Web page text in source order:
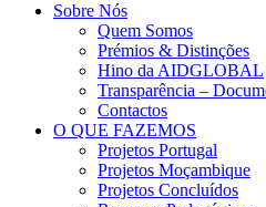
Sobre Nós
Quem Somos
Prémios & Distinções
Hino da AIDGLOBAL
Transparência –
Contactos
O QUE FAZEMOS
Projetos Portugal
Projetos Moçambique
Projetos Concluídos